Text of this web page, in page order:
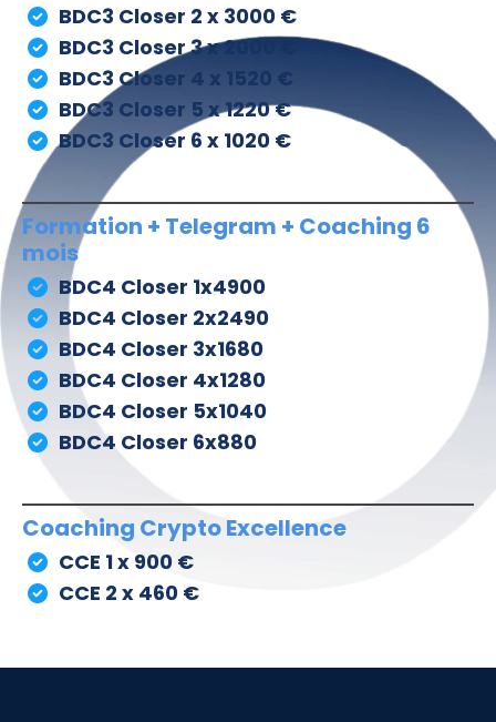
BDC3 Closer 2 x 3000 €
BDC3 Closer 3 x 2000 €
BDC3 Closer 4 x 1520 €
BDC3 Closer 5 x 1220 €
BDC3 Closer 6 x 1020 €
Formation + Telegram + Coaching 6
mois
BDC4 Closer 1x4900
BDC4 Closer 2x2490
BDC4 Closer 3x1680
BDC4 Closer 4x1280
BDC4 Closer 5x1040
BDC4 Closer 6x880
Coaching Crypto Excellence
CCE 1 x 900 €
CCE 2 x 460 €